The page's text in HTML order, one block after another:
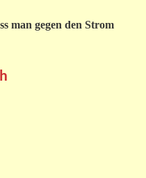
man gegen den Strom